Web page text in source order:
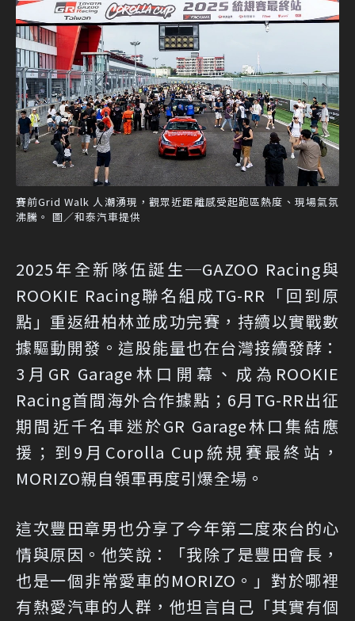
賽前Grid Walk 人潮湧現，觀眾近距離感受起跑區熱度、現場氣氛
沸騰。 圖／和泰汽車提供
2025年全新隊伍誕生─GAZOO Racing與
ROOKIE Racing聯名組成TG-RR「回到原
點」重返紐柏林並成功完賽，持續以實戰數
據驅動開發。這股能量也在台灣接續發酵：
3月GR Garage林口開幕、成為ROOKIE
Racing首間海外合作據點；6月TG-RR出征
期間近千名車迷於GR Garage林口集結應
援；到9月Corolla Cup統規賽最終站，
MORIZO親自領軍再度引爆全場。
這次豐田章男也分享了今年第二度來台的心
情與原因。他笑說：「我除了是豐田會長，
也是一個非常愛車的MORIZO。」對於哪裡
有熱愛汽車的人群，他坦言自己「其實有個